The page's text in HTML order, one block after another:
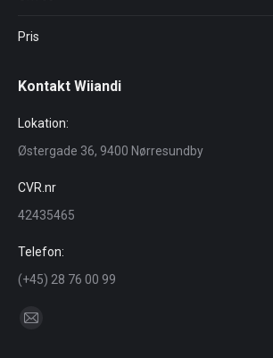
Pris
Kontakt Wiiandi
Lokation:
Østergade 36, 9400 Nørresundby
CVR.nr
42435465
Telefon:
(+45) 28 76 00 99
Find us on: